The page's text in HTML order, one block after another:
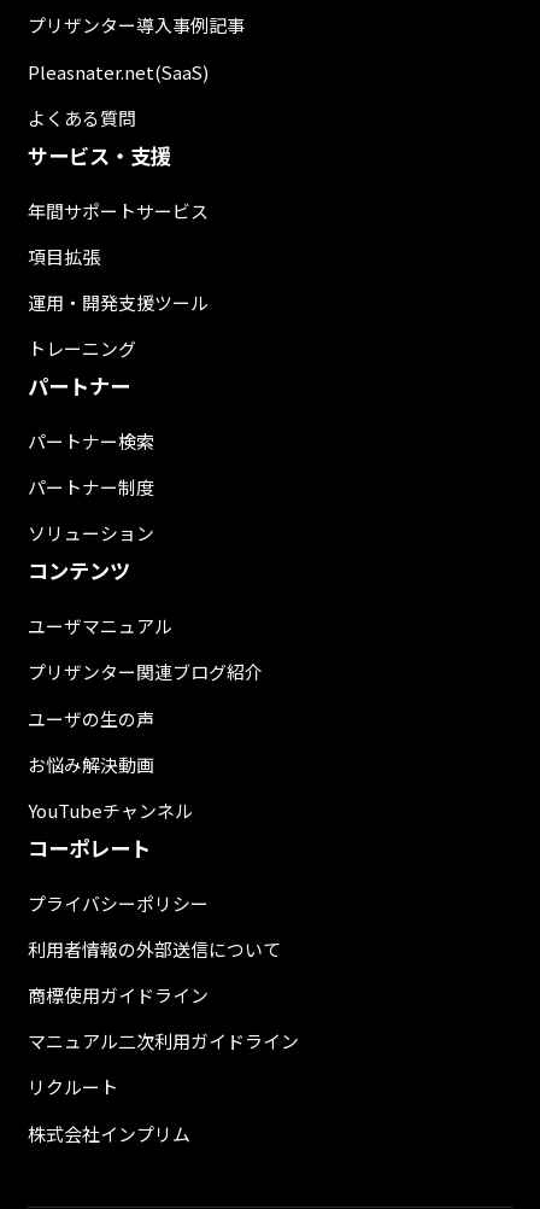
プリザンター導入事例記事
Pleasnater.net(SaaS)
よくある質問
サービス・支援
年間サポートサービス
項目拡張
運用・開発支援ツール
トレーニング
パートナー
パートナー検索
パートナー制度
ソリューション
コンテンツ
ユーザマニュアル
プリザンター関連ブログ紹介
ユーザの生の声
お悩み解決動画
YouTubeチャンネル
コーポレート
プライバシーポリシー
利用者情報の外部送信について
商標使用ガイドライン
マニュアル二次利用ガイドライン
リクルート
株式会社インプリム